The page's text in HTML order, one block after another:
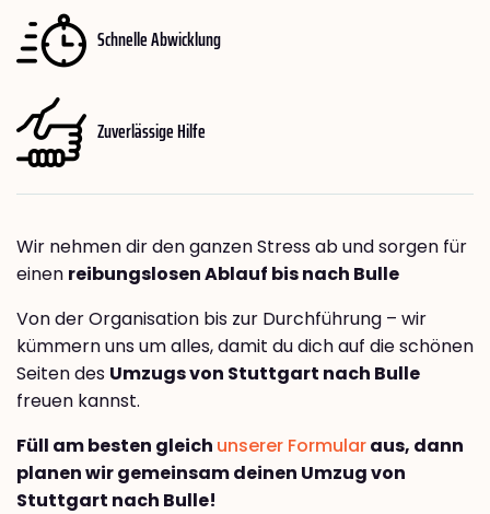
Schnelle Abwicklung
Zuverlässige Hilfe
Wir nehmen dir den ganzen Stress ab und sorgen für
einen reibungslosen Ablauf bis nach Bulle
Von der Organisation bis zur Durchführung – wir
kümmern uns um alles, damit du dich auf die schönen
Seiten des Umzugs von Stuttgart nach Bulle
freuen kannst.
Füll am besten gleich unserer Formularaus, dann
planen wir gemeinsam deinen Umzug von
Stuttgart nach Bulle!